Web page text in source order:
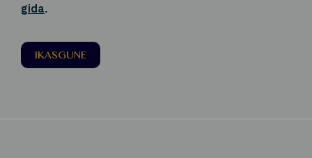
gida.
IKASGUNE